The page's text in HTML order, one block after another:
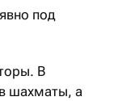
под
В
шахматы, а